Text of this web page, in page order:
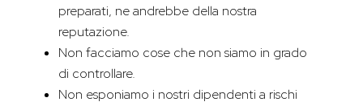
preparati, ne andrebbe della nostra
reputazione.
Non facciamo cose che non siamo in grado
di controllare.
Non esponiamo i nostri dipendenti a rischi